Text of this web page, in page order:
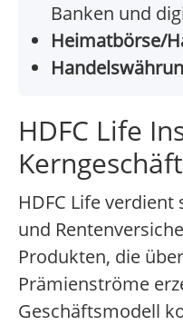
Banken und
Heimatbörse/
HDFC Life
HDFC Life
und
Produkten, die
Prämienströme
Geschäftsmodell